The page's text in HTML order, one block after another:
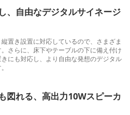
、自由なデジタルサイネージ
置き設置に対応しているので、さまざま
さらに、床下やテーブルの下に備え付け
にも対応し、より自由な発想のデジタル
図れる、高出力10Wスピーカ